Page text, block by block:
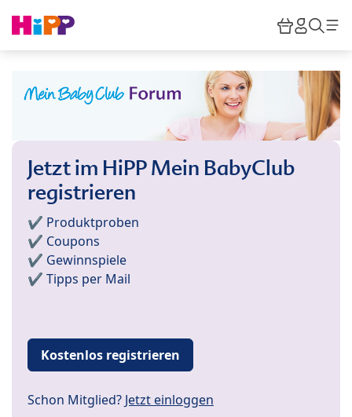
HiPP
Jetzt im HiPP Mein BabyClub
registrieren
✔️ Produktproben
✔️ Coupons
✔️ Gewinnspiele
✔️ Tipps per Mail
Kostenlos registrieren
Schon Mitglied? Jetzt einloggen